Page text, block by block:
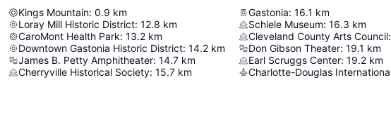
Kings Mountain: 0.9 km
Loray Mill Historic District: 12.8 km
CaroMont Health Park: 13.2 km
Downtown Gastonia Historic District: 14.2 km
James B. Petty Amphitheater: 14.7 km
Cherryville Historical Society: 15.7 km
Gastonia: 16.1 km
Schiele Museum: 16.3 km
Cleveland County Arts Council:
Don Gibson Theater: 19.1 km
Earl Scruggs Center: 19.2 km